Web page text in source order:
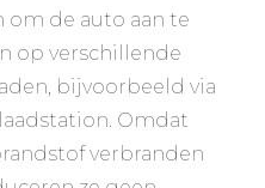
om de auto aan te
op verschillende
bijvoorbeeld via
Omdat
verbranden